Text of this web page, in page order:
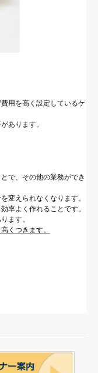
用を高く設定しているケ
あります。
で、その他の業務ができ
変えられなくなります。
率よく作れることです。
ます。
くつきます。